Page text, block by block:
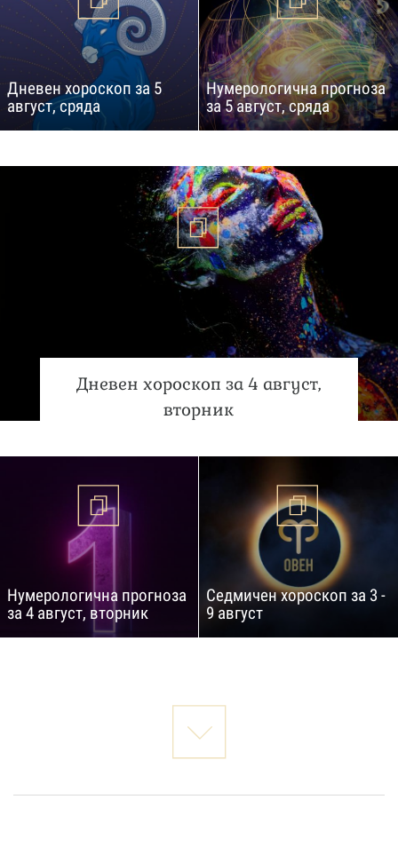
Дневен хороскоп за 5
август, сряда
Нумерологична прогноза
за 5 август, сряда
Дневен хороскоп за 4 август,
вторник
Нумерологична прогноза
за 4 август, вторник
Седмичен хороскоп за 3 -
9 август